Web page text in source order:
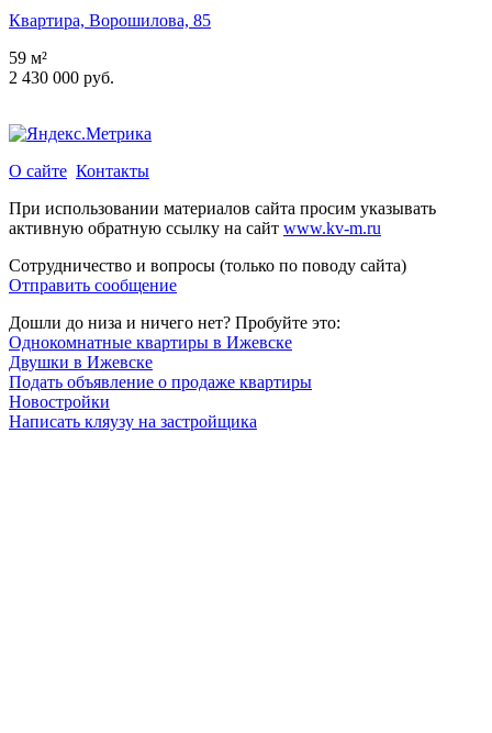
Квартира, Ворошилова, 85
59 м²
2 430 000 руб.
О сайте Контакты
При использовании материалов сайта просим указывать
активную обратную ссылку на сайт www.kv-m.ru
Сотрудничество и вопросы (только по поводу сайта)
Отправить сообщение
Дошли до низа и ничего нет? Пробуйте это:
Однокомнатные квартиры в Ижевске
Двушки в Ижевске
Подать объявление о продаже квартиры
Новостройки
Написать кляузу на застройщика